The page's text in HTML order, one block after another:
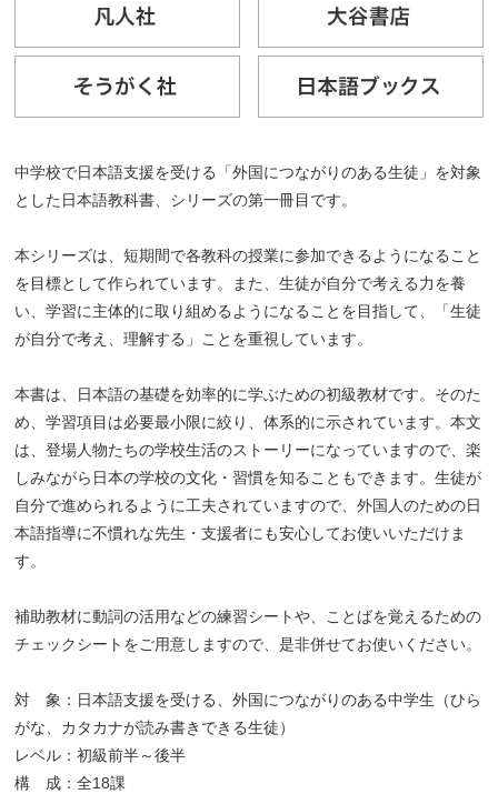
中学校で日本語支援を受ける「外国につながりのある生徒」を対象
とした日本語教科書、シリーズの第一冊目です。
本シリーズは、短期間で各教科の授業に参加できるようになること
を目標として作られています。また、生徒が自分で考える力を養
い、学習に主体的に取り組めるようになることを目指して、「生徒
が自分で考え、理解する」ことを重視しています。
本書は、日本語の基礎を効率的に学ぶための初級教材です。そのた
め、学習項目は必要最小限に絞り、体系的に示されています。本文
は、登場人物たちの学校生活のストーリーになっていますので、楽
しみながら日本の学校の文化・習慣を知ることもできます。生徒が
自分で進められるように工夫されていますので、外国人のための日
本語指導に不慣れな先生・支援者にも安心してお使いいただけま
す。
補助教材に動詞の活用などの練習シートや、ことばを覚えるための
チェックシートをご用意しますので、是非併せてお使いください。
対 象：日本語支援を受ける、外国につながりのある中学生（ひら
がな、カタカナが読み書きできる生徒）
レベル：初級前半～後半
構 成：全18課